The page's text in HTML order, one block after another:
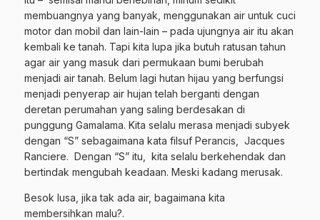
membuangnya yang banyak, menggunakan air untuk cuci
motor dan mobil dan lain-lain – pada ujungnya air itu akan
kembali ke tanah. Tapi kita lupa jika butuh ratusan tahun
agar air yang masuk dari permukaan bumi berubah
menjadi air tanah. Belum lagi hutan hijau yang berfungsi
menjadi penyerap air hujan telah berganti dengan
deretan perumahan yang saling berdesakan di
punggung Gamalama. Kita selalu merasa menjadi subyek
dengan “S” sebagaimana kata filsuf Perancis, Jacques
Ranciere. Dengan “S” itu, kita selalu berkehendak dan
bertindak mengubah keadaan. Meski kadang merusak.
Besok lusa, jika tak ada air, bagaimana kita
membersihkan malu?.